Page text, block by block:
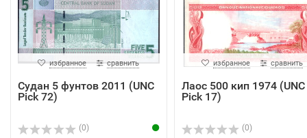
избранное сравнить
Судан 5 фунтов 2011 (UNC
Pick 72)
(0)
избранное сравнить
Лаос 500 кип 1974 (UNC
Pick 17)
(0)